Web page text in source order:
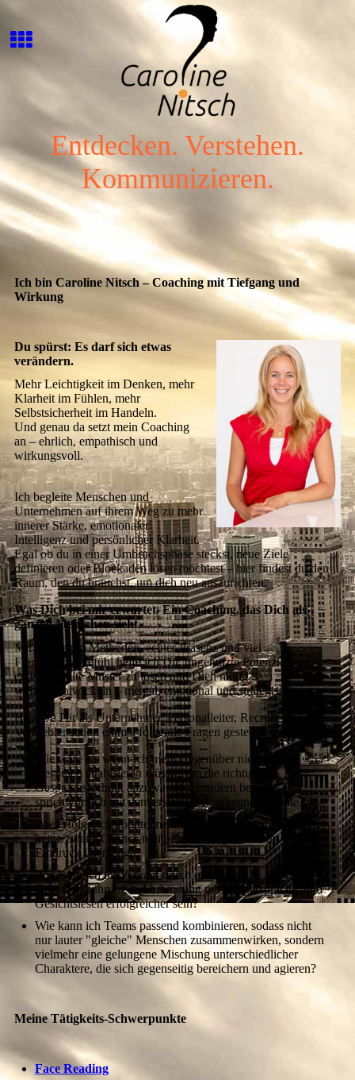
Entdecken. Verstehen.
Kommunizieren.
Ich bin Caroline Nitsch – Coaching mit Tiefgang und
Wirkung
Du spürst: Es darf sich etwas
verändern.
Mehr Leichtigkeit im Denken, mehr
Klarheit im Fühlen, mehr
Selbstsicherheit im Handeln.
Und genau da setzt mein Coaching
an – ehrlich, empathisch und
wirkungsvoll.
Ich begleite Menschen und
Unternehmen auf ihrem Weg zu mehr
innerer Stärke, emotionaler
Intelligenz und persönlicher Klarheit.
Egal ob du in einer Umbruchsphase steckst, neue Ziele
definieren oder Blockaden lösen möchtest – hier findest du den
Raum, den du brauchst, um dich neu auszurichten.
Was Dich bei mir erwartet. Ein Coaching, das Dich als
ganzen Menschen sieht.
Mit fundierten Methoden, echter Präsenz und viel
Fingerspitzengefühl helfe ich Dir, ungenutzte Potenziale zu
erkennen, alte Muster zu lösen und Dich mutig
weiterzuentwickeln – mental, emotional und strategisch.
Hast Du Dir als Unternehmer, Personalleiter, Recruiter oder
Vertriebler schon einmal folgende Fragen gestellt:
Wie wäre es, wenn ich mein Gegenüber nicht erst im
Gespräch analysieren müsste, um die richtige
Gesprächstechnik anzuwenden, sondern bereits
sprichwörtlich mit dem ersten Blick erkennen könnte?
Wie erfolgreich könnte mein Unternehmen sein, wenn
keine zweite Chance nötig ist, da ich gleich beim ersten
Eindruck überzeuge?
Wie kann ich im Verkauf durch effiziente
Gesprächsführung in Verbindung mit Körpersprache und
Gesichtslesen erfolgreicher sein?
Wie kann ich Teams passend kombinieren, sodass nicht
nur lauter "gleiche" Menschen zusammenwirken, sondern
vielmehr eine gelungene Mischung unterschiedlicher
Charaktere, die sich gegenseitig bereichern und agieren?
Meine Tätigkeits-Schwerpunkte
Face Reading